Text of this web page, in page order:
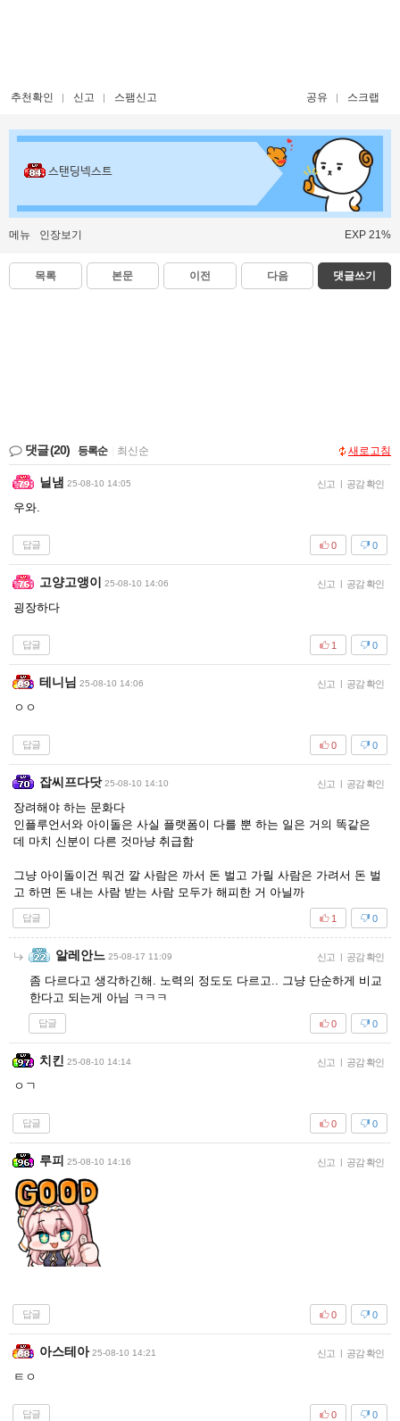
추천확인 신고 스팸신고 공유 스크랩
스탠딩넥스트
메뉴 인장보기 EXP 21%
목록 본문 이전 다음 댓글쓰기
댓글(20) 등록순 최신순 새로고침
닐냄 25-08-10 14:05 신고 | 공감 확인
우와.
답글 0
0
고양고앵이 25-08-10 14:06 신고 | 공감 확인
굉장하다
답글 0
1
테니님 25-08-10 14:06 신고 | 공감 확인
ㅇㅇ
답글 0
0
잡씨프다닷 25-08-10 14:10 신고 | 공감 확인
장려해야 하는 문화다
인플루언서와 아이돌은 사실 플랫폼이 다를 뿐 하는 일은 거의 똑같은
데 마치 신분이 다른 것마냥 취급함
그냥 아이돌이건 뭐건 깔 사람은 까서 돈 벌고 가릴 사람은 가려서 돈 벌
고 하면 돈 내는 사람 받는 사람 모두가 해피한 거 아닐까
답글 0
1
알레안느 25-08-17 11:09 신고 | 공감 확인
좀 다르다고 생각하긴해. 노력의 정도도 다르고.. 그냥 단순하게 비교
한다고 되는게 아님 ㅋㅋㅋ
답글 0
0
치킨 25-08-10 14:14 신고 | 공감 확인
ㅇㄱ
답글 0
0
루피 25-08-10 14:16 신고 | 공감 확인
답글 0
0
아스테아 25-08-10 14:21 신고 | 공감 확인
ㅌㅇ
답글 0
0